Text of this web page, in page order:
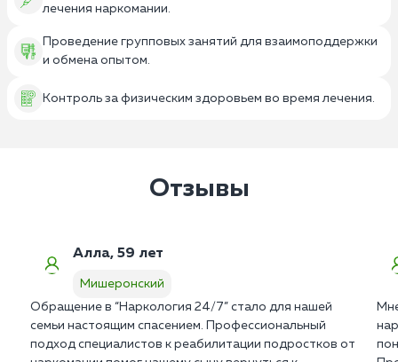
лечения наркомании.
Проведение групповых занятий для взаимоподдержки
и обмена опытом.
Контроль за физическим здоровьем во время лечения.
Отзывы
Алла, 59 лет
Мишеронский
Обращение в “Наркология 24/7” стало для нашей
семьи настоящим спасением. Профессиональный
подход специалистов к реабилитации подростков от